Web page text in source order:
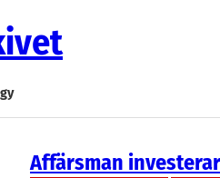
Affärsman